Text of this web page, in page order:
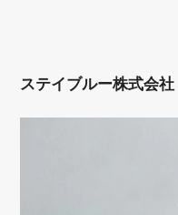
ステイブルー株式会社